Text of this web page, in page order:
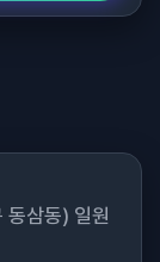
동삼동) 일원